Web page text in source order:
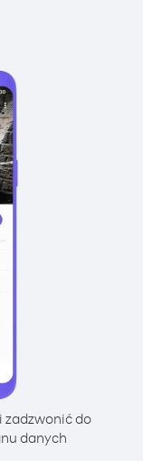
zadzwonić do
danych